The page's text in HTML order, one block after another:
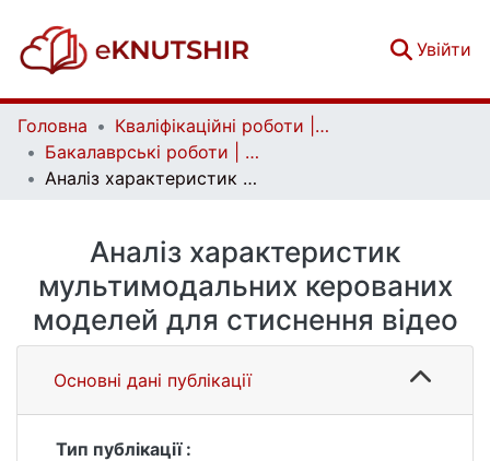
Увійти
Головна
Кваліфікаційні роботи | Qualifying works
Бакалаврські роботи | Bachelor theses
Аналiз характеристик мультимодальних керованих моделей для стиснення вiдео
Аналiз характеристик
мультимодальних керованих
моделей для стиснення вiдео
Основні дані публікації
Тип публікації :